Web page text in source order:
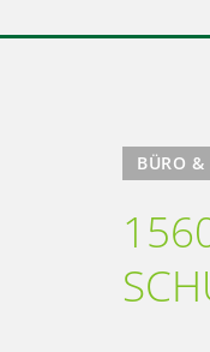
BÜRO &